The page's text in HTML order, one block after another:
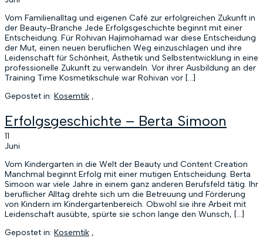
Vom Familienalltag und eigenen Café zur erfolgreichen Zukunft in
der Beauty-Branche Jede Erfolgsgeschichte beginnt mit einer
Entscheidung. Für Rohivan Hajimohamad war diese Entscheidung
der Mut, einen neuen beruflichen Weg einzuschlagen und ihre
Leidenschaft für Schönheit, Ästhetik und Selbstentwicklung in eine
professionelle Zukunft zu verwandeln. Vor ihrer Ausbildung an der
Training Time Kosmetikschule war Rohivan vor […]
Gepostet in: Kosemtik ,
Erfolgsgeschichte – Berta Simoon
11
Juni
Vom Kindergarten in die Welt der Beauty und Content Creation
Manchmal beginnt Erfolg mit einer mutigen Entscheidung. Berta
Simoon war viele Jahre in einem ganz anderen Berufsfeld tätig. Ihr
beruflicher Alltag drehte sich um die Betreuung und Förderung
von Kindern im Kindergartenbereich. Obwohl sie ihre Arbeit mit
Leidenschaft ausübte, spürte sie schon lange den Wunsch, […]
Gepostet in: Kosemtik ,